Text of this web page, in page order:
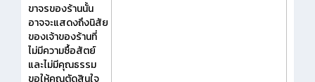
ขาจรของร้านนั้น
อาจจะแสดงถึงนิสัย
ของเจ้าของร้านที่
ไม่มีความซื้อสัตย์
และไม่มีคุณธรรม
ขอให้คุณตัดสินใจ